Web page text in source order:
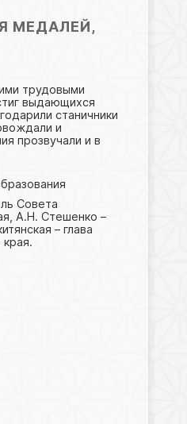
МЕДАЛЕЙ,
трудовыми
выдающихся
станичники
и
прозвучали и в
Совета
А.Н. Стешенко –
– глава